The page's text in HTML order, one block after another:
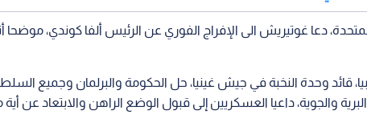
دعا غوتيريش الى الإفراج الفوري عن الرئيس ألفا كوندي، موضحا
قائد وحدة النخبة في جيش غينيا، حل الحكومة والبرلمان وجميع
والجوية، داعيا العسكريين إلى قبول الوضع الراهن والابتعاد عن